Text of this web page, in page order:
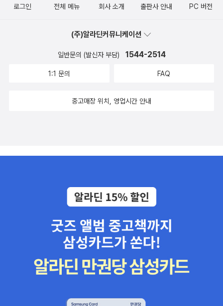
로그인 전체 메뉴 회사 소개 출판사 안내 PC 버전
(주)알라딘커뮤니케이션
일반문의 (발신자 부담) 1544-2514
1:1 문의 FAQ
중고매장 위치, 영업시간 안내